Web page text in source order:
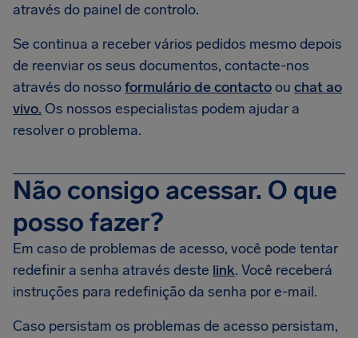
através do painel de controlo.
Se continua a receber vários pedidos mesmo depois
de reenviar os seus documentos, contacte-nos
através do nossoformulário de contactoou chat ao
vivo. Os nossos especialistas podem ajudar a
resolver o problema.
Não consigo acessar. O que
posso fazer?
Em caso de problemas de acesso, você pode tentar
redefinir a senha através deste link. Você receberá
instruções para redefinição da senha por e-mail.
Caso persistam os problemas de acesso persistam,